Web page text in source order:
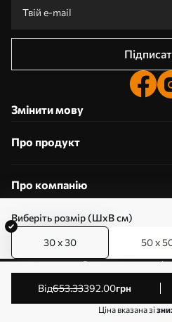
Виберіть розмір (ШхВ см)
30 x 30 50 x
від653.33392.00грн
Ціна вказана зі
Змінити мову
Про продукт
Про компанію
Редагування
© 2011-2026 Art-holst. Усі
ТОВ “КЛЄВЄР”. Код